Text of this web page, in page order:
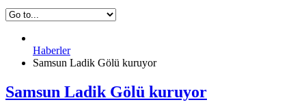
Haberler
Samsun Ladik Gölü kuruyor
Samsun Ladik Gölü kuruyor